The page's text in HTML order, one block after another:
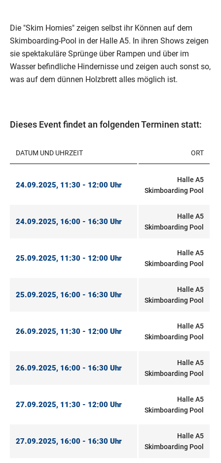
Die "Skim Homies" zeigen selbst ihr Können auf dem
Skimboarding-Pool in der Halle A5. In ihren Shows zeigen
sie spektakuläre Sprünge über Rampen und über im
Wasser befindliche Hindernisse und zeigen auch sonst so,
was auf dem dünnen Holzbrett alles möglich ist.
Dieses Event findet an folgenden Terminen statt:
DATUM UND UHRZEIT ORT
24.09.2025, 11:30 - 12:00 Uhr
Halle A5
Skimboarding Pool
24.09.2025, 16:00 - 16:30 Uhr
Halle A5
Skimboarding Pool
25.09.2025, 11:30 - 12:00 Uhr
Halle A5
Skimboarding Pool
25.09.2025, 16:00 - 16:30 Uhr
Halle A5
Skimboarding Pool
26.09.2025, 11:30 - 12:00 Uhr
Halle A5
Skimboarding Pool
26.09.2025, 16:00 - 16:30 Uhr
Halle A5
Skimboarding Pool
27.09.2025, 11:30 - 12:00 Uhr
Halle A5
Skimboarding Pool
27.09.2025, 16:00 - 16:30 Uhr
Halle A5
Skimboarding Pool